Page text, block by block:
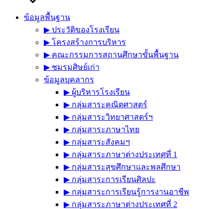
ข้อมูลพื้นฐาน
▶︎ ประวัติของโรงเรียน
▶︎ โครงสร้างการบริหาร
▶︎ คณะกรรมการสถานศึกษาขั้นพื้นฐาน
▶︎ ชมรมศิษย์เก่า
ข้อมูลบุคลากร
▶︎ ผู้บริหารโรงเรียน
▶︎ กลุ่มสาระคณิตศาสตร์
▶︎ กลุ่มสาระวิทยาศาสตร์ฯ
▶︎ กลุ่มสาระภาษาไทย
▶︎ กลุ่มสาระสังคมฯ
▶︎ กลุ่มสาระภาษาต่างประเทศที่ 1
▶︎ กลุ่มสาระสุขศึกษาและพลศึกษา
▶︎ กลุ่มสาระการเรียนศิลปะ
▶︎ กลุ่มสาระการเรียนรู้การงานอาชีพ
▶︎ กลุ่มสาระภาษาต่างประเทศที่ 2